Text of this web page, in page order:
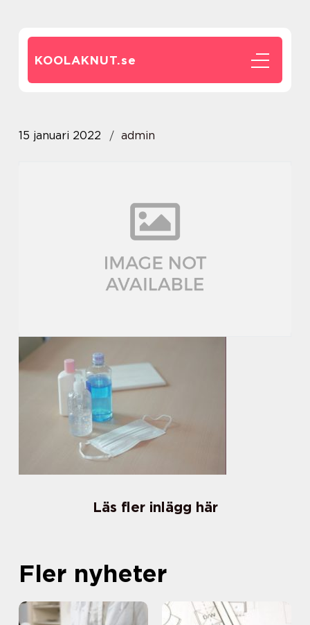
KOOLAKNUT.se
15 januari 2022 admin
Läs fler inlägg här
Fler nyheter